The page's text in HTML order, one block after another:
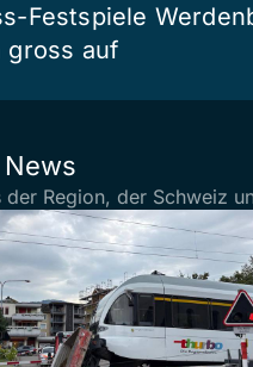
Festspiele
gross auf
der Region, der Schweiz